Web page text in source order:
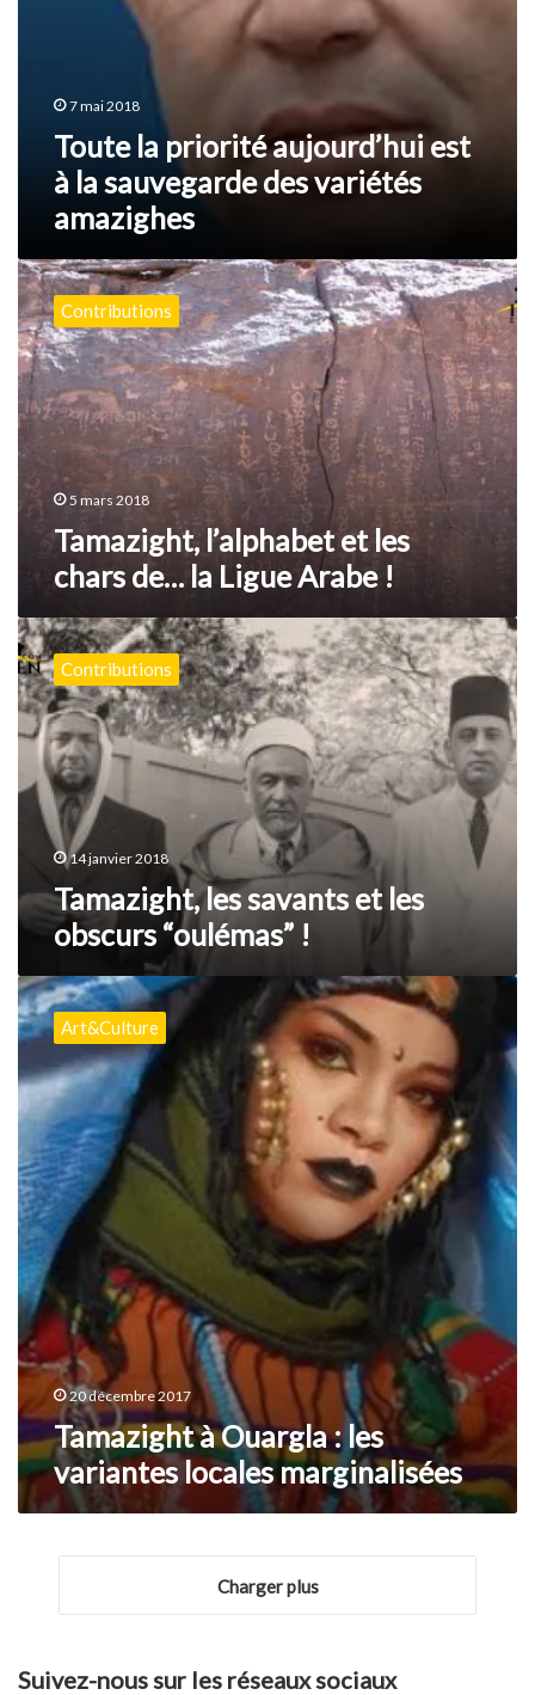
7 mai 2018
Toute la priorité aujourd’hui est
à la sauvegarde des variétés
amazighes
Tamazight,
l’alphabet
et
les
chars
de…
la
Ligue
Contributions
5 mars 2018
Tamazight, l’alphabet et les
chars de… la Ligue Arabe !
Tamazight,
les
savants
et
les
obscurs
“oulémas”
Contributions
14 janvier 2018
Tamazight, les savants et les
obscurs “oulémas” !
Tamazight
à
Ouargla
les
variantes
locales
marginalisées
Art&Culture
20 décembre 2017
Tamazight à Ouargla : les
variantes locales marginalisées
Charger plus
Suivez-nous sur les réseaux sociaux